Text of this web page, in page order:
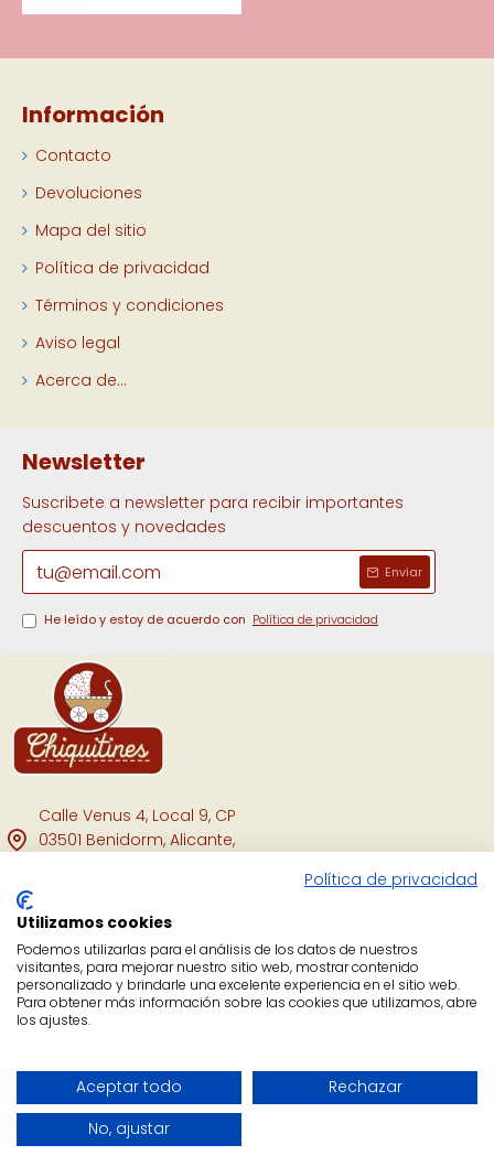
Información
Contacto
Devoluciones
Mapa del sitio
Política de privacidad
Términos y condiciones
Aviso legal
Acerca de...
Newsletter
Suscribete a newsletter para recibir importantes
descuentos y novedades
Enviar
He leído y estoy de acuerdo con Política de privacidad
Calle Venus 4, Local 9, CP
03501 Benidorm, Alicante,
Instagram
YouTube
Política de privacidad
Utilizamos cookies
Podemos utilizarlas para el análisis de los datos de nuestros
visitantes, para mejorar nuestro sitio web, mostrar contenido
personalizado y brindarle una excelente experiencia en el sitio web.
Para obtener más información sobre las cookies que utilizamos, abre
los ajustes.
Aceptar todo
Rechazar
No, ajustar